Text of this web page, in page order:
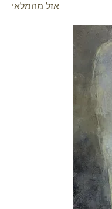
אזל מהמלאי